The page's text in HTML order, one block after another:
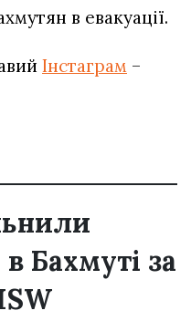
в евакуації.
Інстаграм –
Бахмуті за